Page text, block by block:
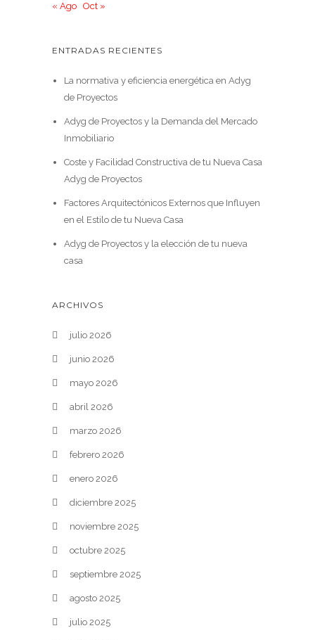
« Ago Oct »
ENTRADAS RECIENTES
La normativa y eficiencia energética en Adyg
de Proyectos
Adyg de Proyectos y la Demanda del Mercado
Inmobiliario
Coste y Facilidad Constructiva de tu Nueva Casa
Adyg de Proyectos
Factores Arquitectónicos Externos que Influyen
en el Estilo de tu Nueva Casa
Adyg de Proyectos y la elección de tu nueva
casa
ARCHIVOS
julio 2026
junio 2026
mayo 2026
abril 2026
marzo 2026
febrero 2026
enero 2026
diciembre 2025
noviembre 2025
octubre 2025
septiembre 2025
agosto 2025
julio 2025